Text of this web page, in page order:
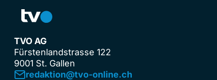
TVO AG
Fürstenlandstrasse 122
9001 St. Gallen
redaktion@tvo-online.ch